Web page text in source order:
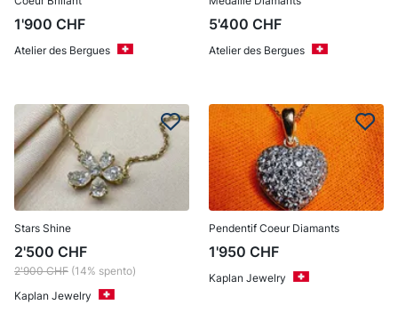
1'900 CHF
Atelier des Bergues
5'400 CHF
Atelier des Bergues
Stars Shine
2'500 CHF
2'900 CHF (14% spento)
Kaplan Jewelry
Pendentif Coeur Diamants
1'950 CHF
Kaplan Jewelry